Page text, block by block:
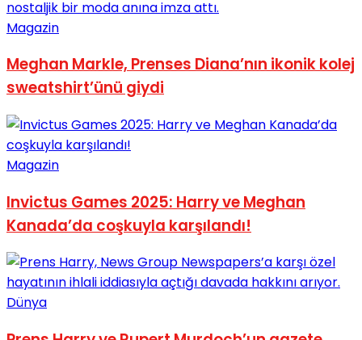
No Result
View All Result
Magazin
Meghan Markle, Prenses Diana’nın ikonik kolej
sweatshirt’ünü giydi
Magazin
Invictus Games 2025: Harry ve Meghan
Kanada’da coşkuyla karşılandı!
Dünya